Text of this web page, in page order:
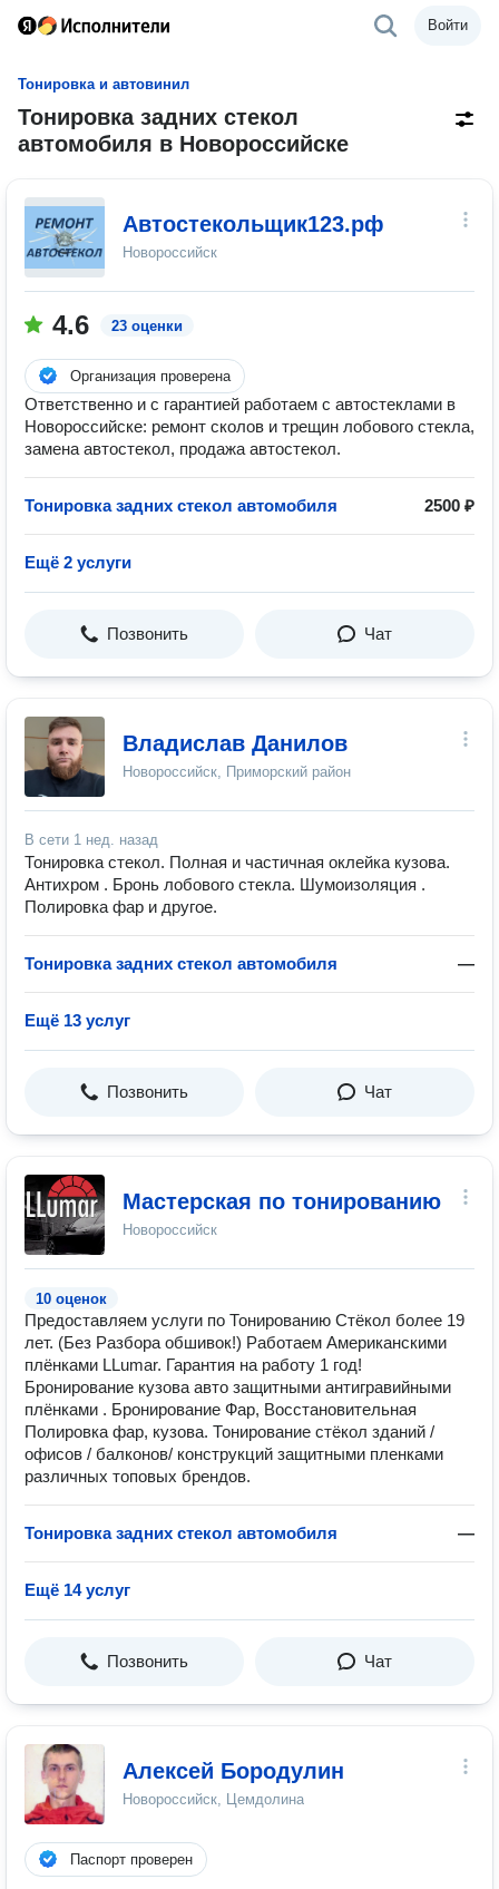
Войти
Тонировка и автовинил
Тонировка задних стекол
автомобиля в Новороссийске
Автостекольщик123.рф
Новороссийск
4.6 23 оценки
Организация проверена
Ответственно и с гарантией работаем с автостеклами в
Новороссийске: ремонт сколов и трещин лобового стекла,
замена автостекол, продажа автостекол.
Тонировка задних стекол автомобиля 2500 ₽
Ещё 2 услуги
Позвонить Чат
Владислав Данилов
Новороссийск, Приморский район
В сети 1 нед. назад
Тонировка стекол. Полная и частичная оклейка кузова.
Антихром . Бронь лобового стекла. Шумоизоляция .
Полировка фар и другое.
Тонировка задних стекол автомобиля —
Ещё 13 услуг
Позвонить Чат
Мастерская по тонированию
Новороссийск
10 оценок
Предоставляем услуги по Тонированию Стёкол более 19
лет. (Без Разбора обшивок!) Работаем Американскими
плёнками LLumar. Гарантия на работу 1 год!
Бронирование кузова авто защитными антигравийными
плёнками . Бронирование Фар, Восстановительная
Полировка фар, кузова. Тонирование стёкол зданий /
офисов / балконов/ конструкций защитными пленками
различных топовых брендов.
Тонировка задних стекол автомобиля —
Ещё 14 услуг
Позвонить Чат
Алексей Бородулин
Новороссийск, Цемдолина
Паспорт проверен